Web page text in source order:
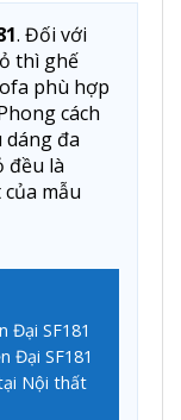
. Đối với
thì ghế
phù hợp
cách
dáng đa
đều là
mẫu
Đại SF181
Đại SF181
Nội thất